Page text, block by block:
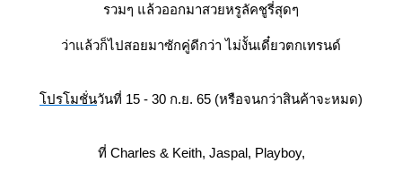
รวมๆ แล้วออกมาสวยหรูลัคชูรี่สุดๆ
ว่าแล้วก็ไปสอยมาซักคู่ดีกว่า ไม่งั้นเดี๋ยวตกเทรนด์
ปรโมชั่นวันที่ 15 - 30 ก.ย. 65 (หรือจนกว่าสินค้าจะหมด)
ที่ Charles & Keith, Jaspal, Playboy,